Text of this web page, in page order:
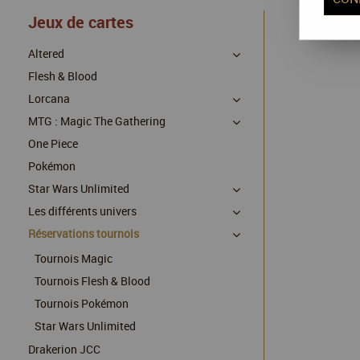
Jeux de cartes
Altered
Flesh & Blood
Lorcana
MTG : Magic The Gathering
One Piece
Pokémon
Star Wars Unlimited
Les différents univers
Réservations tournois
Tournois Magic
Tournois Flesh & Blood
Tournois Pokémon
Star Wars Unlimited
Drakerion JCC